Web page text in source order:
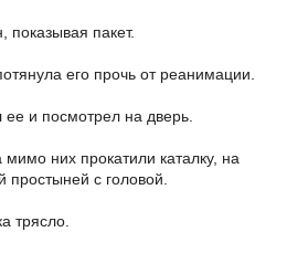
пакет.
его прочь от реанимации.
и посмотрел на дверь.
них прокатили каталку, на
простыней с головой.
трясло.